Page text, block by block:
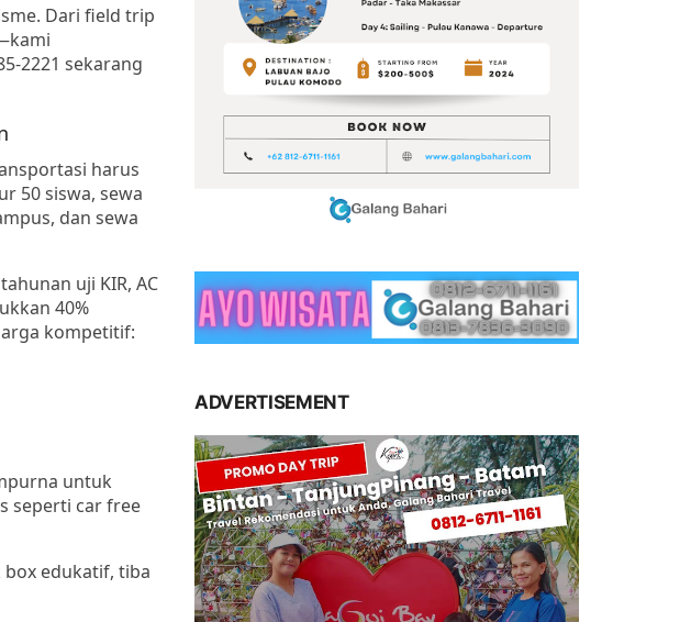
Dari field trip
2221 sekarang
harus
50 siswa, sewa
dan sewa
uji KIR, AC
40%
kompetitif:
untuk
seperti car free
box edukatif, tiba
ADVERTISEMENT